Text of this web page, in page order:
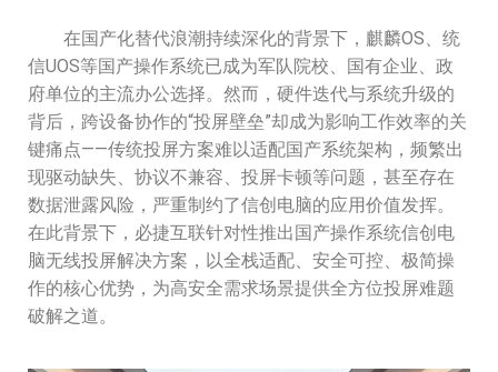
在国产化替代浪潮持续深化的背景下，麒麟OS、统
信UOS等国产操作系统已成为军队院校、国有企业、政
府单位的主流办公选择。然而，硬件迭代与系统升级的
背后，跨设备协作的“投屏壁垒”却成为影响工作效率的关
键痛点——传统投屏方案难以适配国产系统架构，频繁出
现驱动缺失、协议不兼容、投屏卡顿等问题，甚至存在
数据泄露风险，严重制约了信创电脑的应用价值发挥。
在此背景下，必捷互联针对性推出国产操作系统信创电
脑无线投屏解决方案，以全栈适配、安全可控、极简操
作的核心优势，为高安全需求场景提供全方位投屏难题
破解之道。